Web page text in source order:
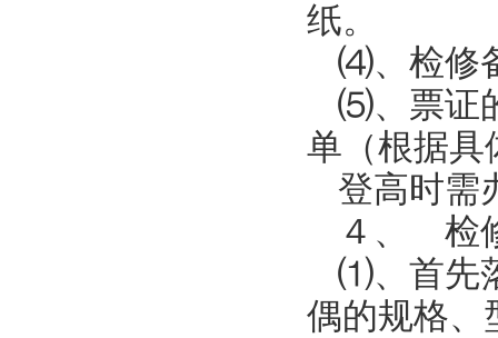
纸。
⑷、检修
⑸、票证
单（根据具
登高时需
４、 检
⑴、首先
偶的规格、